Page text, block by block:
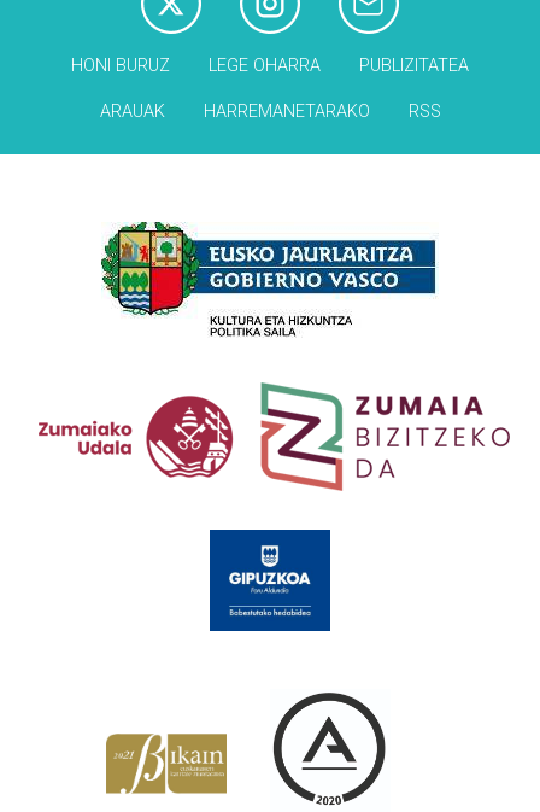
HONI BURUZ LEGE OHARRA PUBLIZITATEA
ARAUAK HARREMANETARAKO RSS